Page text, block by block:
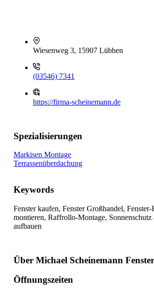
Wiesenweg 3, 15907 Lübben
(03546) 7341
https://firma-scheinemann.de
Spezialisierungen
Markisen Montage
Terrassenüberdachung
Keywords
Fenster kaufen, Fenster Großhandel,
montieren, Raffrollo-Montage, Sonnenschutz
aufbauen
Über Michael Scheinemann
Öffnungszeiten